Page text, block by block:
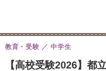
【高校受験2026】都
教育・受験 中学生